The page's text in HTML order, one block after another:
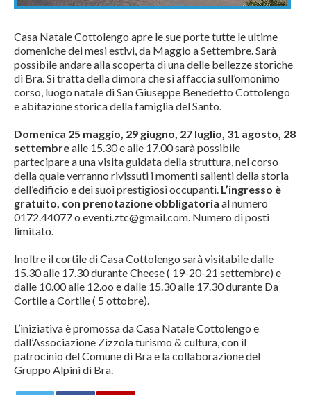
Casa Natale Cottolengo apre le sue porte tutte le ultime
domeniche dei mesi estivi, da Maggio a Settembre. Sarà
possibile andare alla scoperta di una delle bellezze storiche
di Bra. Si tratta della dimora che si affaccia sull’omonimo
corso, luogo natale di San Giuseppe Benedetto Cottolengo
e abitazione storica della famiglia del Santo.
Domenica 25 maggio, 29 giugno, 27 luglio, 31 agosto, 28
settembrealle 15.30 e alle 17.00 sarà possibile
partecipare a una visita guidata della struttura, nel corso
della quale verranno rivissuti i momenti salienti della storia
dell’edificio e dei suoi prestigiosi occupanti. L’ingresso è
gratuito, con prenotazione obbligatoria al numero
0172.44077 o eventi.ztc@gmail.com. Numero di posti
limitato.
Inoltre il cortile di Casa Cottolengo sarà visitabile dalle
15.30 alle 17.30 durante Cheese ( 19-20-21 settembre) e
dalle 10.00 alle 12.oo e dalle 15.30 alle 17.30 durante Da
Cortile a Cortile ( 5 ottobre).
L’iniziativa è promossa da Casa Natale Cottolengo e
dall’Associazione Zizzola turismo & cultura, con il
patrocinio del Comune di Bra e la collaborazione del
Gruppo Alpini di Bra.